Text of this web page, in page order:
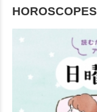
HOROSCOPES